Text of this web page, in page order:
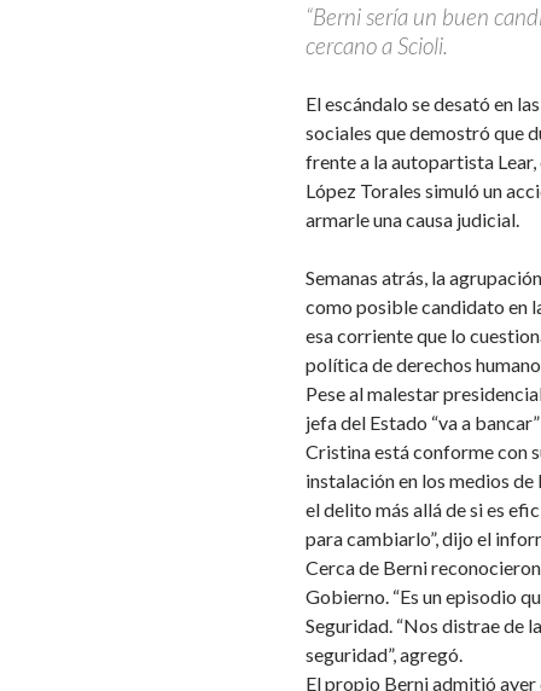
“Berni sería un buen
cercano a Scioli.
El escándalo se desató en
sociales que demostró que
frente a la autopartista Lear,
López Torales simuló un
armarle una causa judicial.
Semanas atrás, la
como posible candidato en
esa corriente que lo
política de derechos
Pese al malestar
jefa del Estado “va a
Cristina está conforme con
instalación en los medios
el delito más allá de si es
para cambiarlo”, dijo el
Cerca de Berni
Gobierno. “Es un episodio
Seguridad. “Nos distrae de
seguridad”, agregó.
El propio Berni admitió ayer